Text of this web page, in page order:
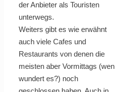
der Anbieter als Touristen
unterwegs.
Weiters gibt es wie erwähnt
auch viele Cafes und
Restaurants von denen die
meisten aber Vormittags (wen
wundert es?) noch